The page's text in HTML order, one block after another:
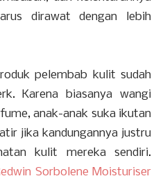
dirawat dengan lebih
pelembab kulit sudah
Karena biasanya wangi
anak-anak suka ikutan
jika kandungannya justru
kulit mereka sendiri.
Sorbolene Moisturiser